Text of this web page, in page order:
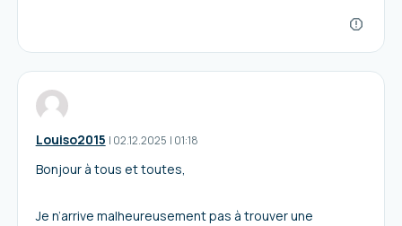
Louiso2015 I 02.12.2025 | 01:18
Bonjour à tous et toutes,
Je n’arrive malheureusement pas à trouver une